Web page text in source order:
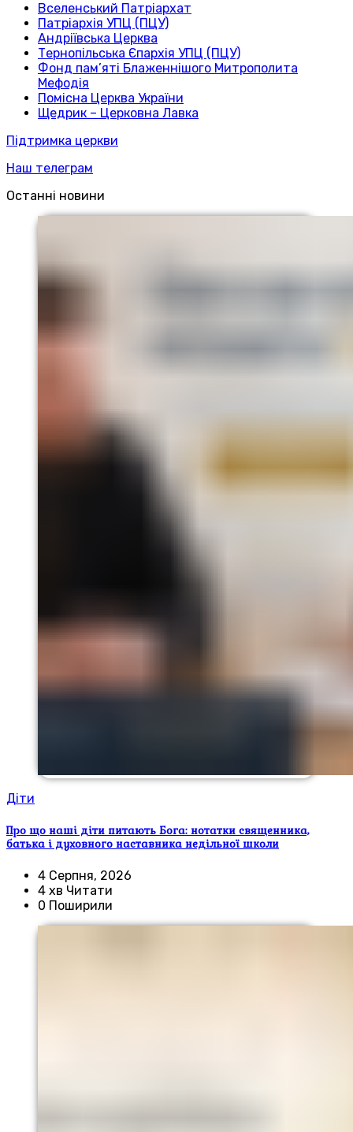
Вселенський Патріархат
Патріархія УПЦ (ПЦУ)
Андріївська Церква
Тернопільська Єпархія УПЦ (ПЦУ)
Фонд пам’яті Блаженнішого Митрополита
Мефодія
Помісна Церква України
Щедрик – Церковна Лавка
Підтримка церкви
Наш телеграм
Останні новини
Діти
Про що наші діти питають Бога: нотатки священника,
батька і духовного наставника недільної школи
4 Серпня, 2026
4 хв Читати
0 Поширили